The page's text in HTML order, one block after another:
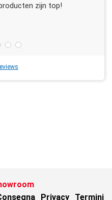
zijn top!
Privacy
Termini